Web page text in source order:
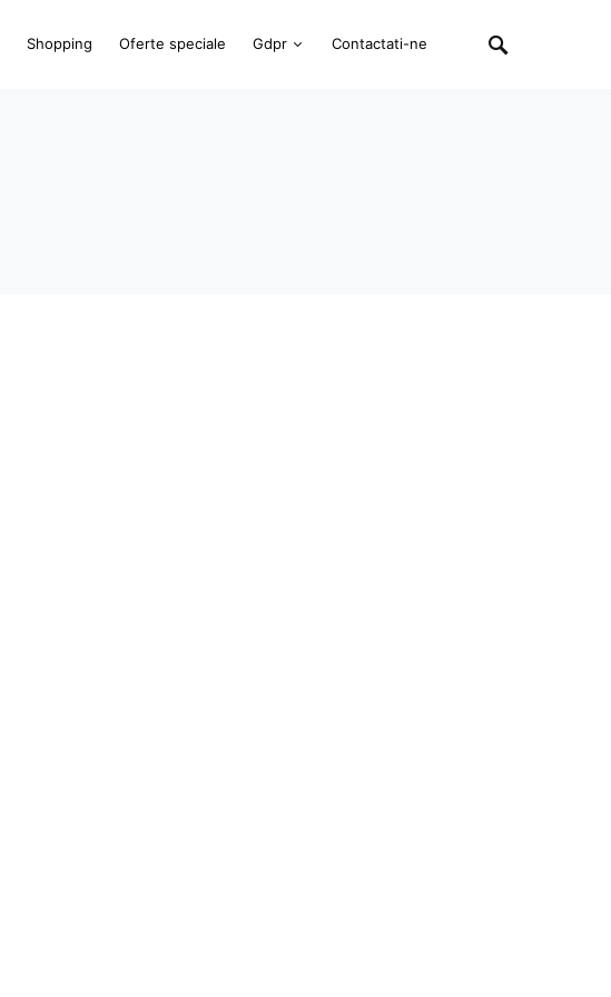
Shopping Oferte speciale Gdpr Contactati-ne